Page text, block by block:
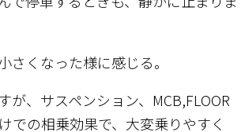
くなった様に感じる。
が、サスペンション、MCB,FLOOR
での相乗効果で、大変乗りやすく